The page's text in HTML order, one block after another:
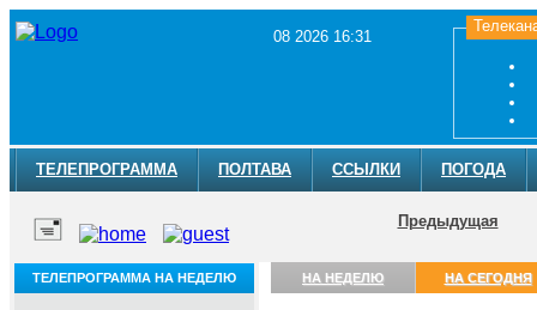
08 2026 16:31
ТЕЛЕПРОГРАММА ПОЛТАВА ССЫЛКИ ПОГОДА
Предыдущая
ТЕЛЕПРОГРАММА НА НЕДЕЛЮ НА НЕДЕЛЮ НА СЕГОДНЯ